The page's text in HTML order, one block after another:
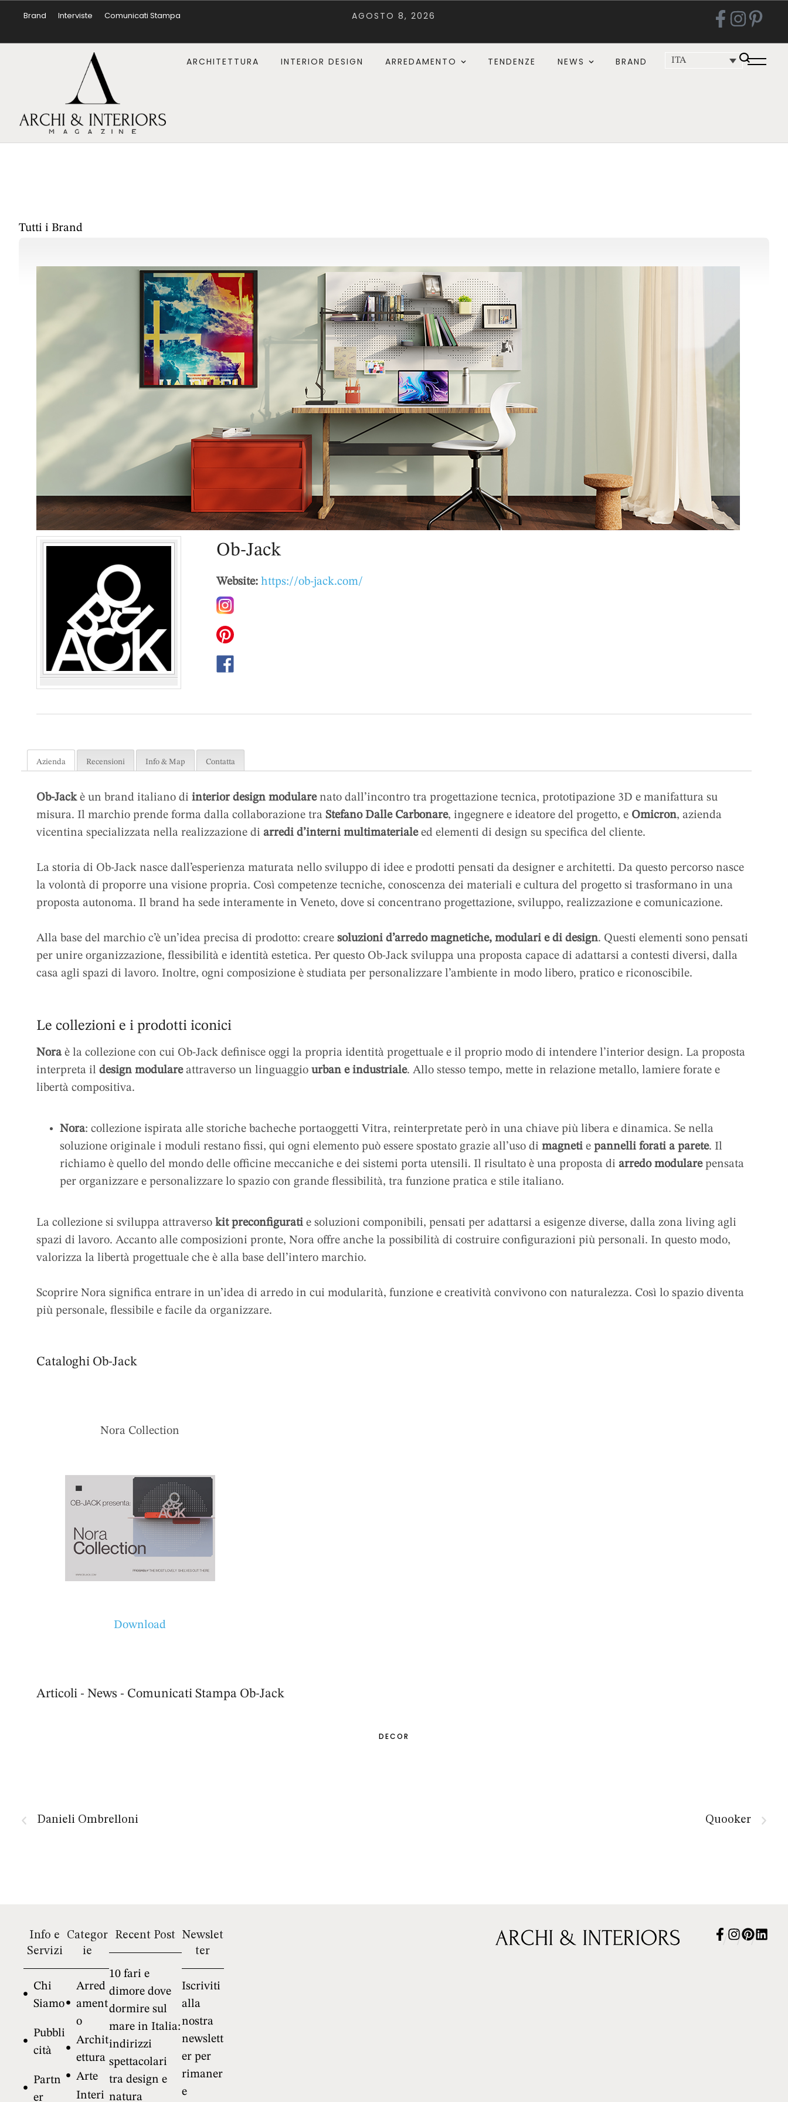
Brand Interviste Comunicati Stampa AGOSTO 8, 2026
ARCHITETTURA INTERIOR DESIGN ARREDAMENTO TENDENZE NEWS BRAND ITA
Tutti i Brand
Ob-Jack
Website: https://ob-jack.com/
Azienda Recensioni Info & Map Contatta
Ob-Jackè un brand italiano di interior design modularenato dall’incontro tra progettazione tecnica, prototipazione 3D e manifattura su
misura. Il marchio prende forma dalla collaborazione tra Stefano Dalle Carbonare, ingegnere e ideatore del progetto, e Omicron, azienda
vicentina specializzata nella realizzazione di arredi d’interni multimaterialeed elementi di design su specifica del cliente.
La storia di Ob-Jack nasce dall’esperienza maturata nello sviluppo di idee e prodotti pensati da designer e architetti. Da questo percorso nasce
la volontà di proporre una visione propria. Così competenze tecniche, conoscenza dei materiali e cultura del progetto si trasformano in una
proposta autonoma. Il brand ha sede interamente in Veneto, dove si concentrano progettazione, sviluppo, realizzazione e comunicazione.
Alla base del marchio c’è un’idea precisa di prodotto: creare soluzioni d’arredo magnetiche, modulari e di design. Questi elementi sono pensati
per unire organizzazione, flessibilità e identità estetica. Per questo Ob-Jack sviluppa una proposta capace di adattarsi a contesti diversi, dalla
casa agli spazi di lavoro. Inoltre, ogni composizione è studiata per personalizzare l’ambiente in modo libero, pratico e riconoscibile.
Le collezioni e i prodotti iconici
Noraè la collezione con cui Ob-Jack definisce oggi la propria identità progettuale e il proprio modo di intendere l’interior design. La proposta
interpreta il design modulareattraverso un linguaggio urban e industriale. Allo stesso tempo, mette in relazione metallo, lamiere forate e
libertà compositiva.
Nora: collezione ispirata alle storiche bacheche portaoggetti Vitra, reinterpretate però in una chiave più libera e dinamica. Se nella
soluzione originale i moduli restano fissi, qui ogni elemento può essere spostato grazie all’uso di magneti e pannelli forati a parete. Il
richiamo è quello del mondo delle officine meccaniche e dei sistemi porta utensili. Il risultato è una proposta di arredo modularepensata
per organizzare e personalizzare lo spazio con grande flessibilità, tra funzione pratica e stile italiano.
La collezione si sviluppa attraverso kit preconfigurati e soluzioni componibili, pensati per adattarsi a esigenze diverse, dalla zona living agli
spazi di lavoro. Accanto alle composizioni pronte, Nora offre anche la possibilità di costruire configurazioni più personali. In questo modo,
valorizza la libertà progettuale che è alla base dell’intero marchio.
Scoprire Nora significa entrare in un’idea di arredo in cui modularità, funzione e creatività convivono con naturalezza. Così lo spazio diventa
più personale, flessibile e facile da organizzare.
Cataloghi Ob-Jack
Nora Collection
Download
Articoli - News - Comunicati Stampa Ob-Jack
DECOR
Danieli Ombrelloni Quooker
Info e
Servizi
Chi
Siamo
Pubbli
cità
Partn
er
Categor
ie
Arred
ament
o
Archit
ettura
Arte
Interi
Recent Post
10 fari e
dimore dove
dormire sul
mare in Italia:
indirizzi
spettacolari
tra design e
natura
Newslet
ter
Iscriviti
alla
nostra
newslett
er per
rimaner
e
/ / /